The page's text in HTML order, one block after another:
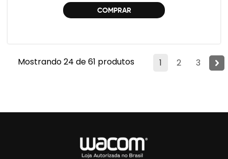
COMPRAR
1 2 3
Mostrando 24 de 61 produtos